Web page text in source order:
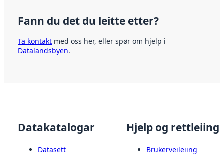
Fann du det du leitte etter?
Ta kontakt med oss her, eller spør om hjelp i
Datalandsbyen.
Datakatalogar
Datasett
Hjelp og rettleiing
Brukerveileiing